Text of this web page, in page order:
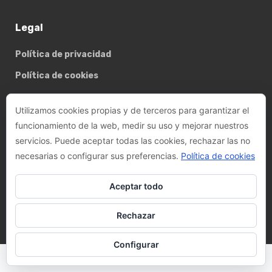
Legal
Política de privacidad
Política de cookies
Basterrechea - Tejada arquitectes, SLP
Phone:+34 93 782 89 14
Email:felix@btarquitectes.es/fernando@btarquitectes.es
Ctra. de Sant Cugat, 63-A, LOCAL 4, 08191 Rubí,
Barcelona
Utilizamos cookies propias y de terceros para garantizar el
funcionamiento de la web, medir su uso y mejorar nuestros
servicios. Puede aceptar todas las cookies, rechazar las no
necesarias o configurar sus preferencias. Política de cookies
Aceptar todo
Rechazar
Configurar